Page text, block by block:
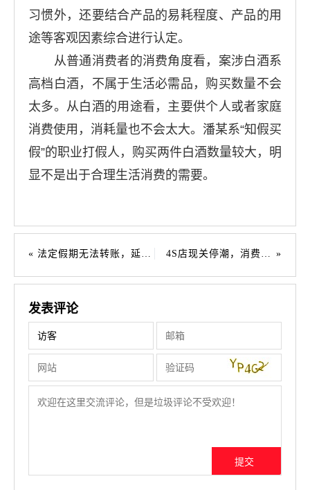
习惯外，还要结合产品的易耗程度、产品的用
途等客观因素综合进行认定。
从普通消费者的消费角度看，案涉白酒系
高档白酒，不属于生活必需品，购买数量不会
太多。从白酒的用途看，主要供个人或者家庭
消费使用，消耗量也不会太大。潘某系“知假买
假”的职业打假人，购买两件白酒数量较大，明
显不是出于合理生活消费的需要。
法定假期无法转账，延迟付款是否违约？ 4S店现关停潮，消费者权益谁来保障？
发表评论